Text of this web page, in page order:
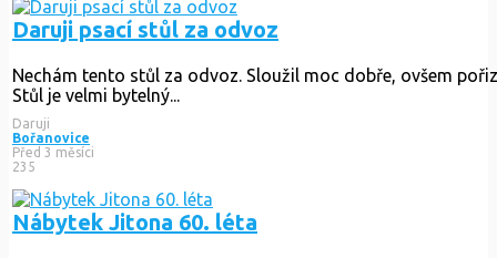
Daruji
Praha-západ
Před 7 měsíci
Starší nabytek
Dobrý den vyklízím byt po lidech tam zůstal Psací stůl skříň
Jablonecké Nad Nisou
Před 5 měsíci
463